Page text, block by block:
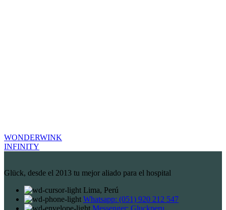
WONDERWINK
INFINITY
Glück, desde el 2013 tu mejor aliado para el hospital
Lima, Perú
Whatsapp: (051) 920 212 547
Messenger: Gluckperu